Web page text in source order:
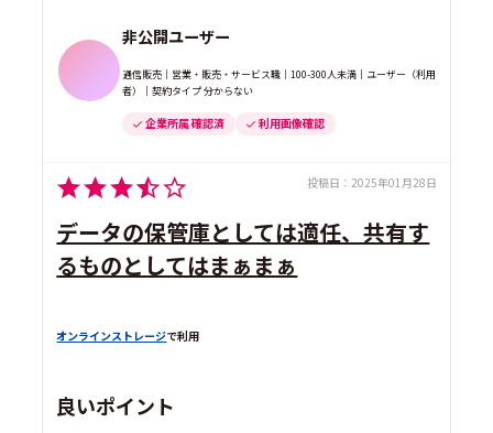
非公開ユーザー
通信販売｜営業・販売・サービス職｜100-300人未満｜ユーザー（利用
者）｜契約タイプ 分からない
企業所属 確認済 利用画像確認
投稿日： 2025年01月28日
データの保管庫としては適任、共有す
るものとしてはまぁまぁ
オンラインストレージで利用
良いポイント